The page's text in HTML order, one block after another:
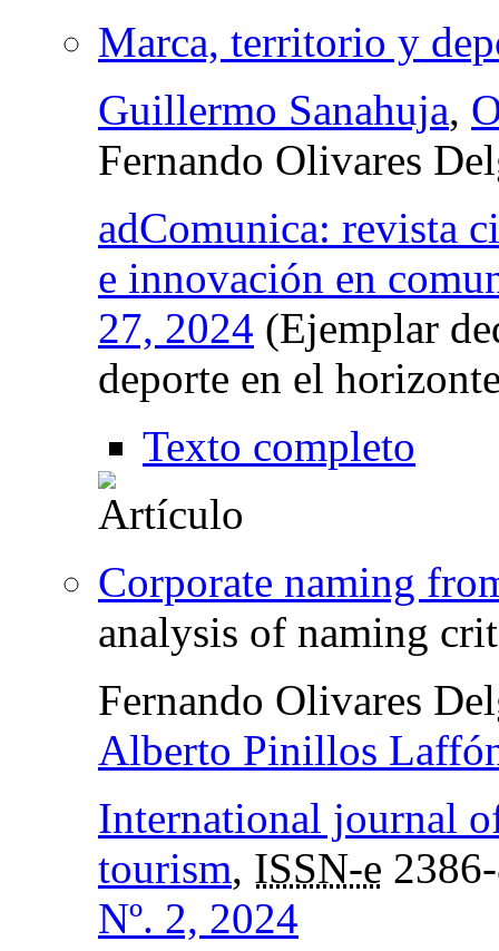
Marca, territorio y
Guillermo Sanahuja,
Fernando Olivares
adComunica: revista
e innovación en
27, 2024 (Ejemplar
deporte en el
Texto completo
Corporate naming
analysis of naming
Fernando Olivares
Alberto Pinillos
International journal
tourism, ISSN-e
Nº. 2, 2024